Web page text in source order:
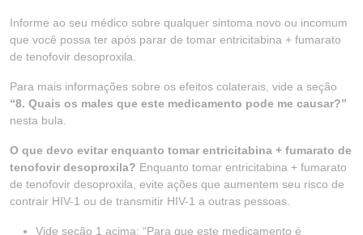
Informe ao seu médico sobre qualquer sintoma novo ou incomum
que você possa ter após parar de tomar entricitabina + fumarato
de tenofovir desoproxila.
Para mais informações sobre os efeitos colaterais, vide a seção
“8. Quais os males que este medicamento pode me causar?”
nesta bula.
O que devo evitar enquanto tomar entricitabina + fumarato de
tenofovir desoproxila? Enquanto tomar entricitabina + fumarato
de tenofovir desoproxila, evite ações que aumentem seu risco de
contrair HIV-1 ou de transmitir HIV-1 a outras pessoas.
Vide seção 1 acima: “Para que este medicamento é